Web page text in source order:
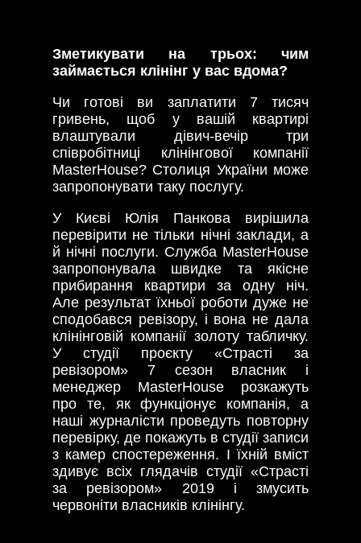
Зметикувати на трьох: чим
займається клінінг у вас вдома?
Чи готові ви заплатити 7 тисяч
гривень, щоб у вашій квартирі
влаштували дівич-вечір три
співробітниці клінінгової компанії
MasterHouse? Столиця України може
запропонувати таку послугу.
У Києві Юлія Панкова вирішила
перевірити не тільки нічні заклади, а
й нічні послуги. Служба MasterHouse
запропонувала швидке та якісне
прибирання квартири за одну ніч.
Але результат їхньої роботи дуже не
сподобався ревізору, і вона не дала
клінінговій компанії золоту табличку.
У студії проєкту «Страсті за
ревізором» 7 сезон власник і
менеджер MasterHouse розкажуть
про те, як функціонує компанія, а
наші журналісти проведуть повторну
перевірку, де покажуть в студії записи
з камер спостереження. І їхній вміст
здивує всіх глядачів студії «Страсті
за ревізором» 2019 і змусить
червоніти власників клінінгу.